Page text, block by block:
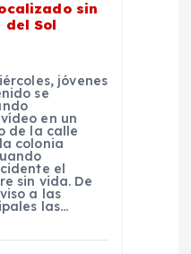
sin
del Sol
jóvenes
se
en un
de la calle
colonia
el
sin vida. De
a las
las…